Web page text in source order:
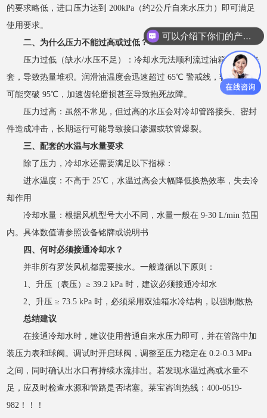
的要求略低，进口压力达到 200kPa（约2公斤自来水压力）即可满足
使用要求。
二、为什么压力不能过高或过低？
压力过低（缺水/水压不足）：冷却水无法顺利流过油箱或轴承夹
套，导致热量堆积。润滑油温度会迅速超过 65℃ 警戒线，轴承温度
可能突破 95℃，加速齿轮磨损甚至导致抱死故障。
压力过高：虽然不常见，但过高的水压会对冷却管路接头、密封
件造成冲击，长期运行可能导致接口渗漏或软管爆裂。
三、配套的水温与水量要求
除了压力，冷却水还需要满足以下指标：
进水温度：不高于 25℃，水温过高会大幅降低换热效率，失去冷
却作用
冷却水量：根据风机型号大小不同，水量一般在 9-30 L/min 范围
内。具体数值请参照设备铭牌或说明书
四、何时必须接通冷却水？
并非所有罗茨风机都需要接水。一般遵循以下原则：
1、升压（表压）≥ 39.2 kPa 时，建议必须接通冷却水
2、升压 ≥ 73.5 kPa 时，必须采用双油箱水冷结构，以强制散热
总结建议
在接通冷却水时，建议使用普通自来水压力即可，并在管路中加
装压力表和球阀。调试时开启球阀，调整至压力稳定在 0.2-0.3 MPa
之间，同时确认出水口有持续水流排出。若发现水温过高或水量不
足，应及时检查水源和管路是否堵塞。莱宝咨询热线：400-0519-
982！！！
可以介绍下你们的产品么？